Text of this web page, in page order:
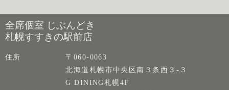
全席個室 じぶんどき
札幌すすきの駅前店
住所
〒060-0063
北海道札幌市中央区南３条西３-３
G DINING札幌4F